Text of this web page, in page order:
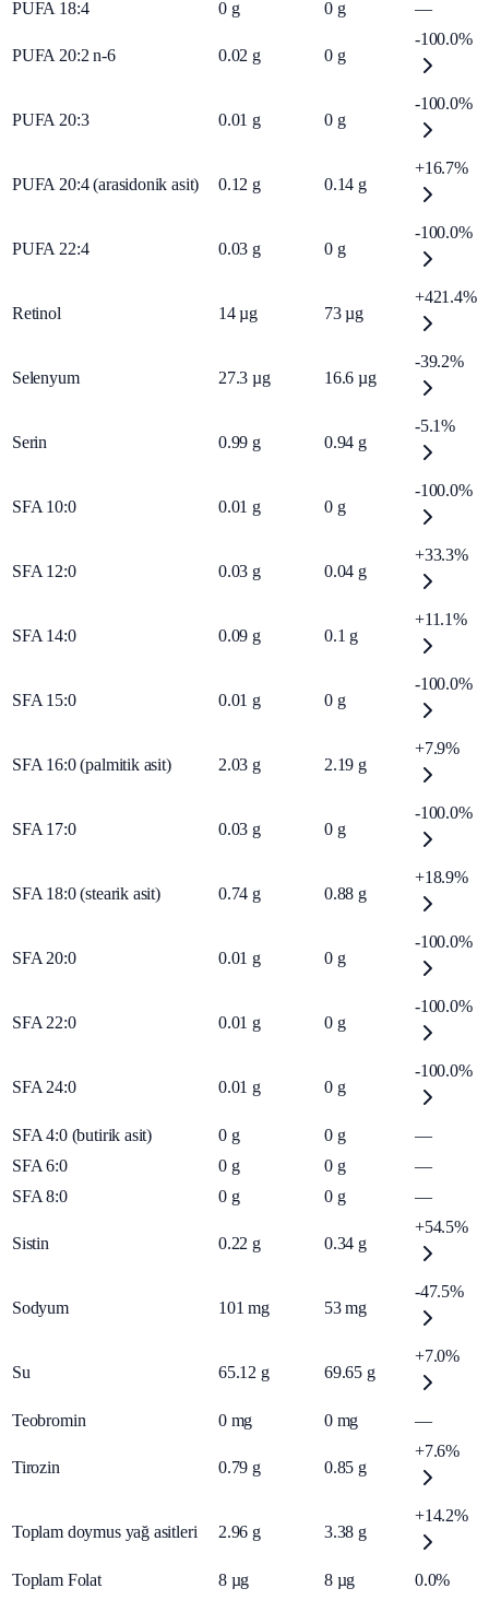
PUFA 18:4 0 g 0 g —
PUFA 20:2 n-6 0.02 g 0 g
-100.0%
PUFA 20:3 0.01 g 0 g
-100.0%
PUFA 20:4 (arasidonik asit) 0.12 g 0.14 g
+16.7%
PUFA 22:4 0.03 g 0 g
-100.0%
Retinol 14 µg 73 µg
+421.4%
Selenyum 27.3 µg 16.6 µg
-39.2%
Serin 0.99 g 0.94 g
-5.1%
SFA 10:0 0.01 g 0 g
-100.0%
SFA 12:0 0.03 g 0.04 g
+33.3%
SFA 14:0 0.09 g 0.1 g
+11.1%
SFA 15:0 0.01 g 0 g
-100.0%
SFA 16:0 (palmitik asit) 2.03 g 2.19 g
+7.9%
SFA 17:0 0.03 g 0 g
-100.0%
SFA 18:0 (stearik asit) 0.74 g 0.88 g
+18.9%
SFA 20:0 0.01 g 0 g
-100.0%
SFA 22:0 0.01 g 0 g
-100.0%
SFA 24:0 0.01 g 0 g
-100.0%
SFA 4:0 (butirik asit) 0 g 0 g
—
SFA 6:0
0 g 0 g
—
SFA 8:0
0 g 0 g —
Sistin 0.22 g 0.34 g
+54.5%
Sodyum 101 mg 53 mg
-47.5%
Su 65.12 g 69.65 g
+7.0%
Teobromin 0 mg 0 mg —
Tirozin 0.79 g 0.85 g
+7.6%
Toplam doymus yağ asitleri 2.96 g 3.38 g
+14.2%
Toplam Folat 8 µg 8 µg 0.0%